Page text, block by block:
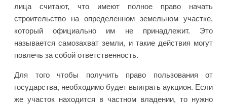
лица считают, что имеют полное право начать
строительство на определенном земельном участке,
который официально им не принадлежит. Это
называется самозахват земли, и такие действия могут
повлечь за собой ответственность.
Для того чтобы получить право пользования от
государства, необходимо будет выиграть аукцион. Если
же участок находится в частном владении, то нужно